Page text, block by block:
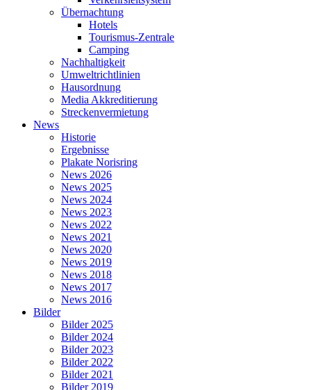
Übernachtung
Hotels
Tourismus-Zentrale
Camping
Nachhaltigkeit
Umweltrichtlinien
Hausordnung
Media Akkreditierung
Streckenvermietung
News
Historie
Ergebnisse
Plakate Norisring
News 2026
News 2025
News 2024
News 2023
News 2022
News 2021
News 2020
News 2019
News 2018
News 2017
News 2016
Bilder
Bilder 2025
Bilder 2024
Bilder 2023
Bilder 2022
Bilder 2021
Bilder 2019